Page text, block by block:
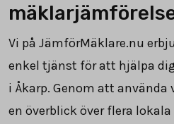
Vi på JämförMäklare.nu
enkel tjänst för att hjälpa
i Åkarp. Genom att
en överblick över flera